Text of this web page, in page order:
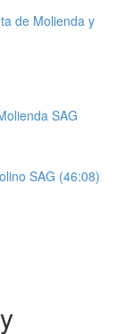
de Molienda y
SAG
SAG (46:08)